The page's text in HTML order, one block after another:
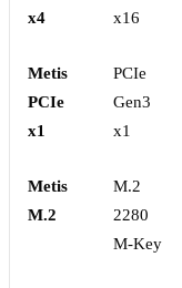
x4
x16
Metis
PCIe
x1
PCIe
Gen3
x1
Metis
M.2
M.2
2280
M-Key